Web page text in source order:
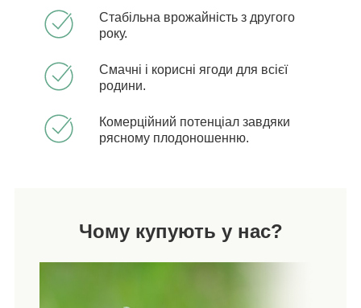
Стабільна врожайність з другого
року.
Смачні і корисні ягоди для всієї
родини.
Комерційний потенціал завдяки
рясному плодоношенню.
Чому купують у нас?